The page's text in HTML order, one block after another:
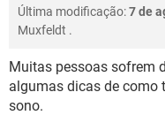
FAMÍLIA
BEM-ESTAR
Última modificação:7 de
Muxfeldt .
Muitas pessoas sofrem
algumas dicas de como
sono.